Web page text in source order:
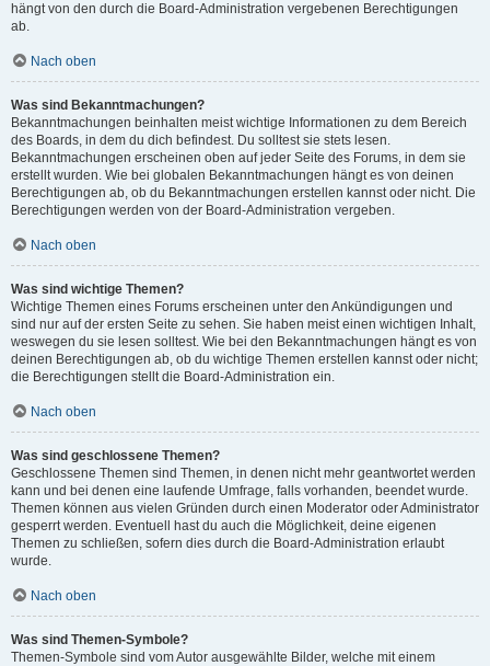
hängt von den durch die Board-Administration vergebenen Berechtigungen
ab.
Nach oben
Was sind Bekanntmachungen?
Bekanntmachungen beinhalten meist wichtige Informationen zu dem Bereich
des Boards, in dem du dich befindest. Du solltest sie stets lesen.
Bekanntmachungen erscheinen oben auf jeder Seite des Forums, in dem sie
erstellt wurden. Wie bei globalen Bekanntmachungen hängt es von deinen
Berechtigungen ab, ob du Bekanntmachungen erstellen kannst oder nicht. Die
Berechtigungen werden von der Board-Administration vergeben.
Nach oben
Was sind wichtige Themen?
Wichtige Themen eines Forums erscheinen unter den Ankündigungen und
sind nur auf der ersten Seite zu sehen. Sie haben meist einen wichtigen Inhalt,
weswegen du sie lesen solltest. Wie bei den Bekanntmachungen hängt es von
deinen Berechtigungen ab, ob du wichtige Themen erstellen kannst oder nicht;
die Berechtigungen stellt die Board-Administration ein.
Nach oben
Was sind geschlossene Themen?
Geschlossene Themen sind Themen, in denen nicht mehr geantwortet werden
kann und bei denen eine laufende Umfrage, falls vorhanden, beendet wurde.
Themen können aus vielen Gründen durch einen Moderator oder Administrator
gesperrt werden. Eventuell hast du auch die Möglichkeit, deine eigenen
Themen zu schließen, sofern dies durch die Board-Administration erlaubt
wurde.
Nach oben
Was sind Themen-Symbole?
Themen-Symbole sind vom Autor ausgewählte Bilder, welche mit einem